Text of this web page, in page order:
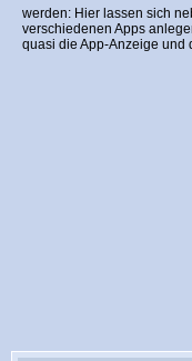
werden: Hier lassen sich
verschiedenen Apps
quasi die App-Anzeige und